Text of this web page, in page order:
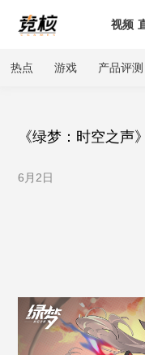
视频
热点 游戏 产品评测
《绿梦：时空之声
6月2日